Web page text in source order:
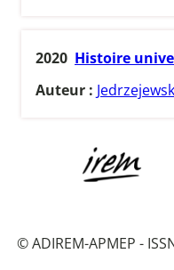
2020 Histoire
Auteur :
© ADIREM-APMEP -